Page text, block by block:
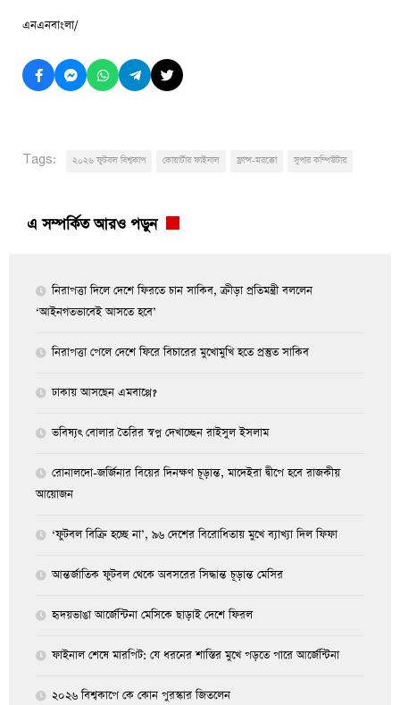
এনএনবাংলা/
Tags: ২০২৬ ফুটবল বিশ্বকাপ কোয়ার্টার ফাইনাল ফ্রান্স-মরক্কো সুপার কম্পিউটার
এ সম্পর্কিত আরও পড়ুন
নিরাপত্তা দিলে দেশে ফিরতে চান সাকিব, ক্রীড়া প্রতিমন্ত্রী বললেন
‘আইনগতভাবেই আসতে হবে’
নিরাপত্তা পেলে দেশে ফিরে বিচারের মুখোমুখি হতে প্রস্তুত সাকিব
ঢাকায় আসছেন এমবাপ্পে?
ভবিষ্যৎ বোলার তৈরির স্বপ্ন দেখাচ্ছেন রাইসুল ইসলাম
রোনালদো-জর্জিনার বিয়ের দিনক্ষণ চূড়ান্ত, মাদেইরা দ্বীপে হবে রাজকীয়
আয়োজন
‘ফুটবল বিক্রি হচ্ছে না’, ৯৬ দেশের বিরোধিতায় মুখে ব্যাখ্যা দিল ফিফা
আন্তর্জাতিক ফুটবল থেকে অবসরের সিদ্ধান্ত চূড়ান্ত মেসির
হৃদয়ভাঙা আর্জেন্টিনা মেসিকে ছাড়াই দেশে ফিরল
ফাইনাল শেষে মারপিট: যে ধরনের শাস্তির মুখে পড়তে পারে আর্জেন্টিনা
২০২৬ বিশ্বকাপে কে কোন পুরস্কার জিতলেন